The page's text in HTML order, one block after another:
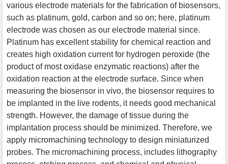
various electrode materials for the fabrication of biosensors,
such as platinum, gold, carbon and so on; here, platinum
electrode was chosen as our electrode material since.
Platinum has excellent stability for chemical reaction and
creates high oxidation current for hydrogen peroxide (the
product of most oxidase enzymatic reactions) after the
oxidation reaction at the electrode surface. Since when
measuring the biosensor in vivo, the biosensor requires to
be implanted in the live rodents, it needs good mechanical
strength. However, the damage of tissue during the
implantation process should be minimized. Therefore, we
apply micromachining technology to design miniaturized
probes. The micromachining process, includes lithography